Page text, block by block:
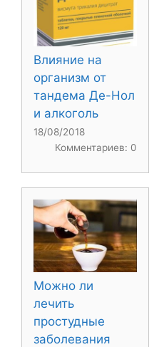
Влияние на
организм от
тандема Де-Нол
и алкоголь
18/08/2018
Комментариев: 0
Можно ли
лечить
простудные
заболевания